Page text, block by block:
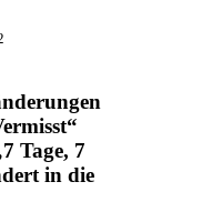
Tage, 7
in die